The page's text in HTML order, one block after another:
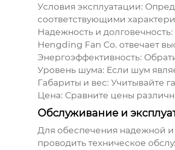
Условия эксплуатации:
соответствующими
Надежность и долговечность:
Hengding Fan Co. отвечает
Энергоэффективность:
Уровень шума: Если шум
Габариты и вес: Учитывайте
Цена: Сравните цены
Обслуживание и
Для обеспечения надежной
проводить техническое